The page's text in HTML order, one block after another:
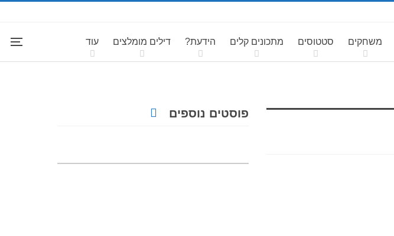
משחקים סטטוסים מתכונים קלים הידעת? דילים מומלצים עוד
פוסטים נוספים